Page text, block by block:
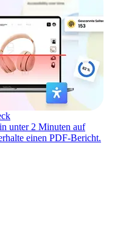
unter 2 Minuten auf
einen PDF-Bericht.